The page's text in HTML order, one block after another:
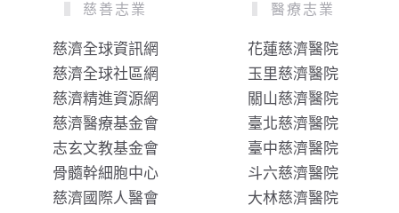
慈善志業
慈濟全球資訊網
慈濟全球社區網
慈濟精進資源網
慈濟醫療基金會
志玄文教基金會
骨髓幹細胞中心
慈濟國際人醫會
醫療志業
花蓮慈濟醫院
玉里慈濟醫院
關山慈濟醫院
臺北慈濟醫院
臺中慈濟醫院
斗六慈濟醫院
大林慈濟醫院